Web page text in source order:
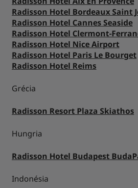
Radisson Hotel Bordeaux Saint
Radisson Hotel Cannes Seaside
Radisson Hotel Clermont-
Radisson Hotel Nice Airport
Radisson Hotel Paris Le Bourget
Radisson Hotel Reims
Grécia
Radisson Resort Plaza Skiathos
Hungria
Radisson Hotel Budapest
Indonésia